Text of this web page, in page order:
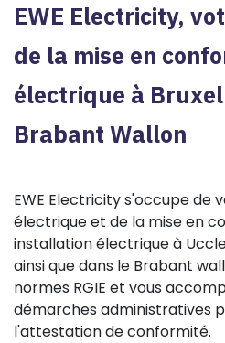
EWE Electricity,
de la mise en
électrique à
Brabant Wallon
EWE Electricity s'occupe de
électrique et de la mise en
installation électrique à
ainsi que dans le Brabant
normes RGIE et vous
démarches administratives
l'attestation de conformité.